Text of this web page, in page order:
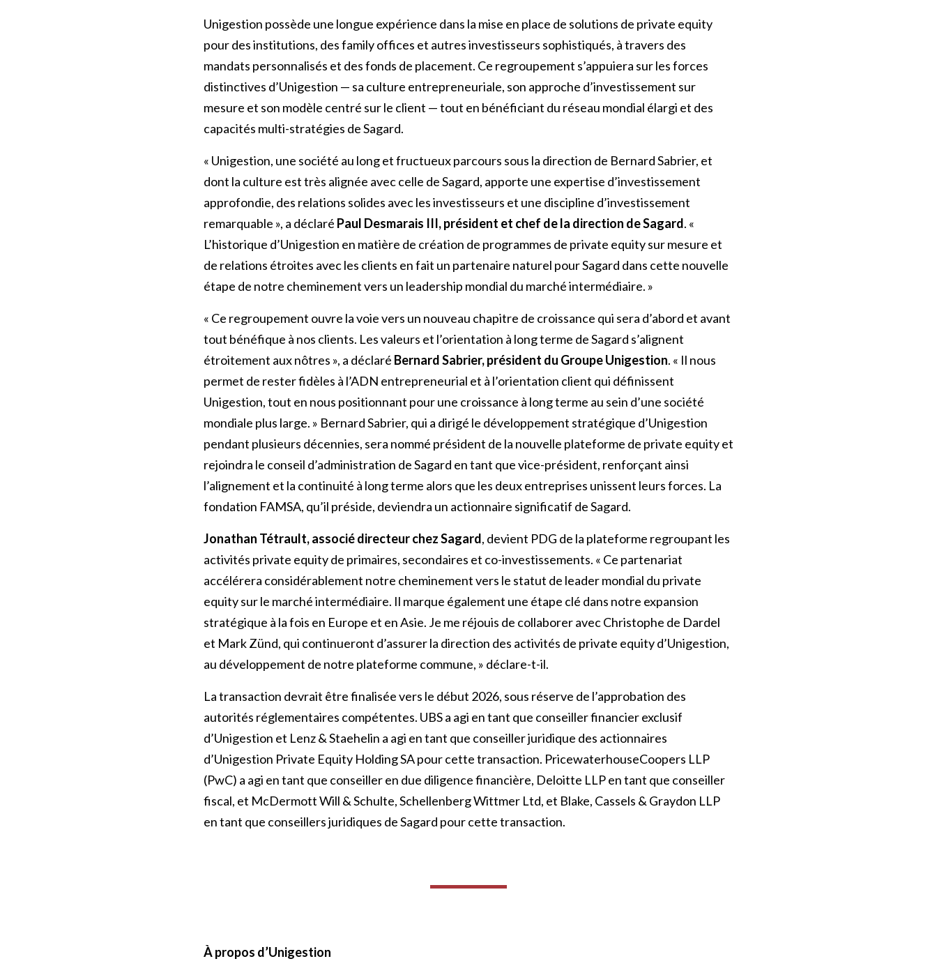
Unigestion possède une longue expérience dans la mise en place de solutions de private equity
pour des institutions, des family offices et autres investisseurs sophistiqués, à travers des
mandats personnalisés et des fonds de placement. Ce regroupement s’appuiera sur les forces
distinctives d’Unigestion — sa culture entrepreneuriale, son approche d’investissement sur
mesure et son modèle centré sur le client — tout en bénéficiant du réseau mondial élargi et des
capacités multi-stratégies de Sagard.
« Unigestion, une société au long et fructueux parcours sous la direction de Bernard Sabrier, et
dont la culture est très alignée avec celle de Sagard, apporte une expertise d’investissement
approfondie, des relations solides avec les investisseurs et une discipline d’investissement
remarquable », a déclaré Paul Desmarais III, président et chef de la direction de Sagard. «
L’historique d’Unigestion en matière de création de programmes de private equity sur mesure et
de relations étroites avec les clients en fait un partenaire naturel pour Sagard dans cette nouvelle
étape de notre cheminement vers un leadership mondial du marché intermédiaire. »
« Ce regroupement ouvre la voie vers un nouveau chapitre de croissance qui sera d’abord et avant
tout bénéfique à nos clients. Les valeurs et l’orientation à long terme de Sagard s’alignent
étroitement aux nôtres », a déclaré Bernard Sabrier, président du Groupe Unigestion. « Il nous
permet de rester fidèles à l’ADN entrepreneurial et à l’orientation client qui définissent
Unigestion, tout en nous positionnant pour une croissance à long terme au sein d’une société
mondiale plus large. » Bernard Sabrier, qui a dirigé le développement stratégique d’Unigestion
pendant plusieurs décennies, sera nommé président de la nouvelle plateforme de private equity et
rejoindra le conseil d’administration de Sagard en tant que vice-président, renforçant ainsi
l’alignement et la continuité à long terme alors que les deux entreprises unissent leurs forces. La
fondation FAMSA, qu’il préside, deviendra un actionnaire significatif de Sagard.
Jonathan Tétrault, associé directeur chez Sagard, devient PDG de la plateforme regroupant les
activités private equity de primaires, secondaires et co-investissements. « Ce partenariat
accélérera considérablement notre cheminement vers le statut de leader mondial du private
equity sur le marché intermédiaire. Il marque également une étape clé dans notre expansion
stratégique à la fois en Europe et en Asie. Je me réjouis de collaborer avec Christophe de Dardel
et Mark Zünd, qui continueront d’assurer la direction des activités de private equity d’Unigestion,
au développement de notre plateforme commune, » déclare-t-il.
La transaction devrait être finalisée vers le début 2026, sous réserve de l’approbation des
autorités réglementaires compétentes. UBS a agi en tant que conseiller financier exclusif
d’Unigestion et Lenz & Staehelin a agi en tant que conseiller juridique des actionnaires
d’Unigestion Private Equity Holding SA pour cette transaction. PricewaterhouseCoopers LLP
(PwC) a agi en tant que conseiller en due diligence financière, Deloitte LLP en tant que conseiller
fiscal, et McDermott Will & Schulte, Schellenberg Wittmer Ltd, et Blake, Cassels & Graydon LLP
en tant que conseillers juridiques de Sagard pour cette transaction.
À propos d’Unigestion